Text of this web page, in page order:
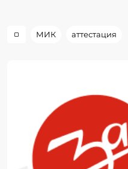
МИК аттестация